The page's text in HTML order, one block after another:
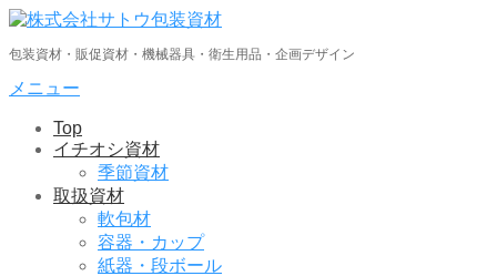
コ
テ
ン
包装資材・販促資材・機械器具・衛生用品・企画デザイン
メニュー
Top
イチオシ資材
季節資材
取扱資材
軟包材
容器・カップ
紙器・段ボール